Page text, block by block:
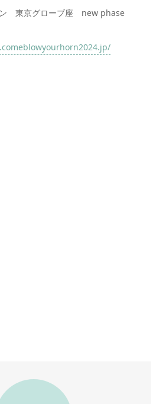
ン 東京グローブ座 new phase